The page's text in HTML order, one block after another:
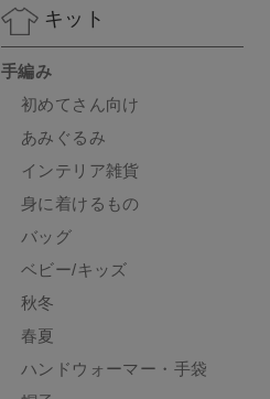
キット
手編み
初めてさん向け
あみぐるみ
インテリア雑貨
身に着けるもの
バッグ
ベビー/キッズ
秋冬
春夏
ハンドウォーマー・手袋